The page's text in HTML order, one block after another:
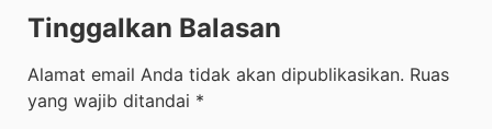
Tinggalkan Balasan
Alamat email Anda tidak akan dipublikasikan. Ruas
yang wajib ditandai *